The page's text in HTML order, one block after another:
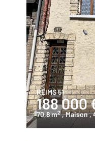
REIMS 51
188 000
70,8 m2 , Maison,